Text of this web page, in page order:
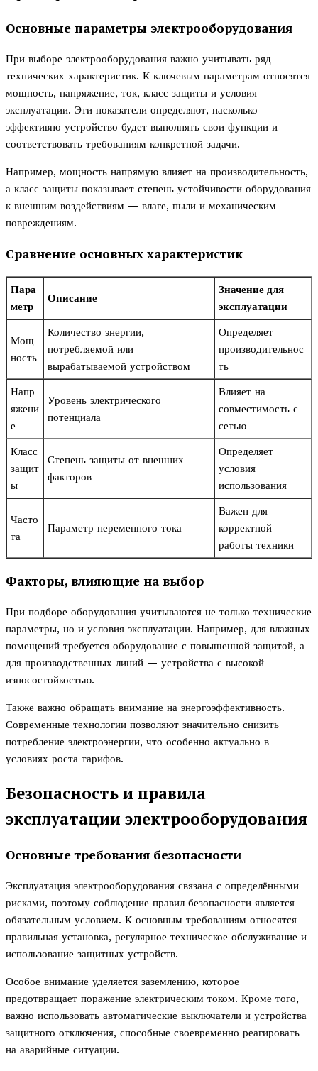
Основные параметры электрооборудования
При выборе электрооборудования важно учитывать ряд
технических характеристик. К ключевым параметрам относятся
мощность, напряжение, ток, класс защиты и условия
эксплуатации. Эти показатели определяют, насколько
эффективно устройство будет выполнять свои функции и
соответствовать требованиям конкретной задачи.
Например, мощность напрямую влияет на производительность,
а класс защиты показывает степень устойчивости оборудования
к внешним воздействиям — влаге, пыли и механическим
повреждениям.
Сравнение основных характеристик
Пара
метр
Описание
Значение для
эксплуатации
Мощ
ность
Количество энергии,
потребляемой или
вырабатываемой устройством
Определяет
производительнос
ть
Напр
яжени
е
Уровень электрического
потенциала
Влияет на
совместимость с
сетью
Класс
защит
ы
Степень защиты от внешних
факторов
Определяет
условия
использования
Часто
та
Параметр переменного тока
Важен для
корректной
работы техники
Факторы, влияющие на выбор
При подборе оборудования учитываются не только технические
параметры, но и условия эксплуатации. Например, для влажных
помещений требуется оборудование с повышенной защитой, а
для производственных линий — устройства с высокой
износостойкостью.
Также важно обращать внимание на энергоэффективность.
Современные технологии позволяют значительно снизить
потребление электроэнергии, что особенно актуально в
условиях роста тарифов.
Безопасность и правила
эксплуатации электрооборудования
Основные требования безопасности
Эксплуатация электрооборудования связана с определёнными
рисками, поэтому соблюдение правил безопасности является
обязательным условием. К основным требованиям относятся
правильная установка, регулярное техническое обслуживание и
использование защитных устройств.
Особое внимание уделяется заземлению, которое
предотвращает поражение электрическим током. Кроме того,
важно использовать автоматические выключатели и устройства
защитного отключения, способные своевременно реагировать
на аварийные ситуации.